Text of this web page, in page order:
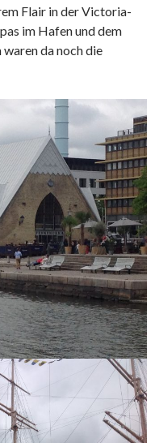
Flair in der Victoria-
im Hafen und dem
da noch die